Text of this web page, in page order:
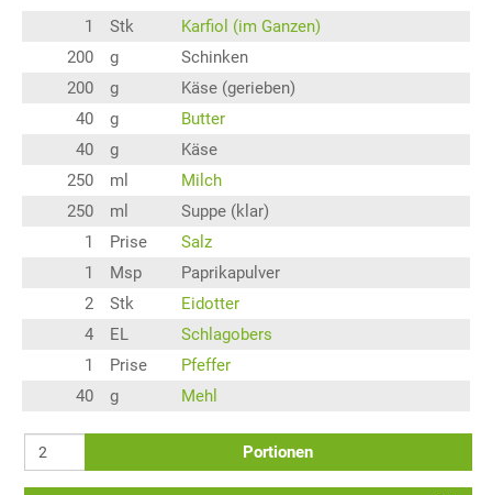
1 Stk
Karfiol (im Ganzen)
200
g
Schinken
200
g
Käse (gerieben)
40
g
Butter
40
g
Käse
250
ml
Milch
250
ml
Suppe (klar)
1
Prise
Salz
1
Msp
Paprikapulver
2
Stk
Eidotter
4
EL
Schlagobers
1
Prise
Pfeffer
40
g Mehl
Portionen